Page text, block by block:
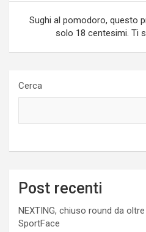
Sughi al pomodoro, questo
solo 18 centesimi. Ti
Cerca
Post recenti
NEXTING, chiuso round da
SportFace